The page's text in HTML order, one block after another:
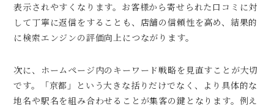
表示されやすくなります。お客様から寄せられた口コミに対
して丁寧に返信をすることも、店舗の信頼性を高め、結果的
に検索エンジンの評価向上につながります。
次に、ホームページ内のキーワード戦略を見直すことが大切
です。「京都」という大きな括りだけでなく、より具体的な
地名や駅名を組み合わせることが集客の鍵となります。例え